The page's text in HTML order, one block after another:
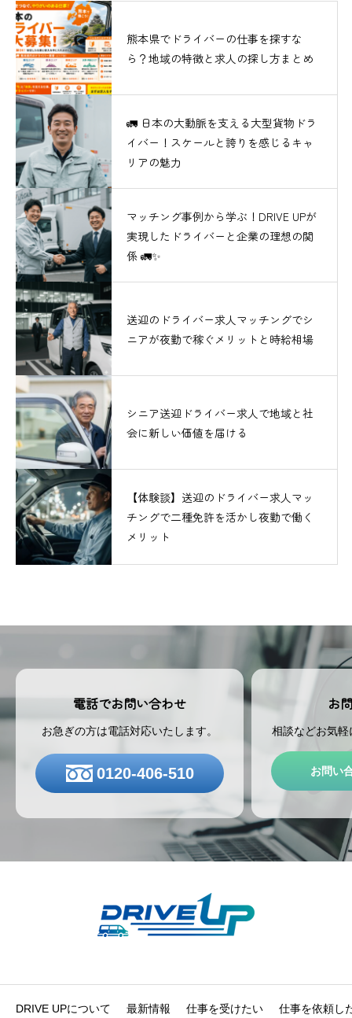
熊本県でドライバーの仕事を探すな
ら？地域の特徴と求人の探し方まとめ
🚛 日本の大動脈を支える大型貨物ドラ
イバー！スケールと誇りを感じるキャ
リアの魅力
マッチング事例から学ぶ！DRIVE UPが
実現したドライバーと企業の理想の関
係 🚛✨
送迎のドライバー求人マッチングでシ
ニアが夜勤で稼ぐメリットと時給相場
シニア送迎ドライバー求人で地域と社
会に新しい価値を届ける
【体験談】送迎のドライバー求人マッ
チングで二種免許を活かし夜勤で働く
メリット
電話でお問い合わせ
お急ぎの方は電話対応いたします。
0120-406-510
お
相談などお気
お問い
DRIVE UPについて 最新情報 仕事を受けたい 仕事を依頼し